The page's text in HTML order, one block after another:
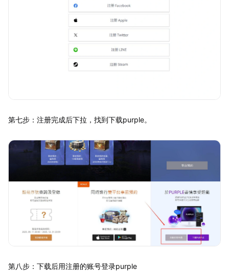
第七步：注册完成后下拉，找到下载purple。
第八步：下载后用注册的账号登录purple